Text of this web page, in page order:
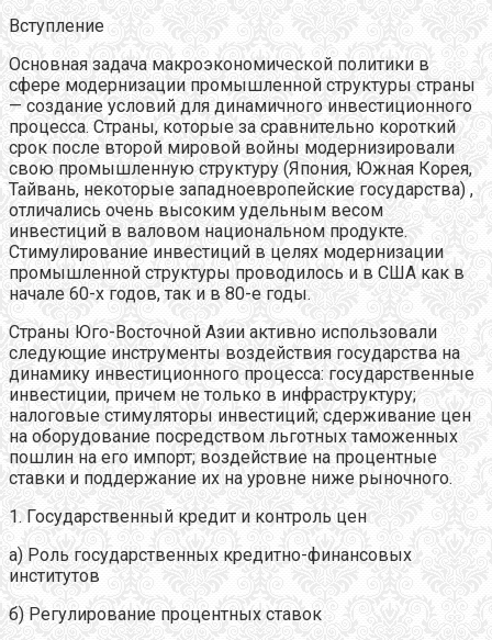
Вступление
Основная задача макроэкономической политики в
сфере модернизации промышленной структуры страны
— создание условий для динамичного инвестиционного
процесса. Страны, которые за сравнительно короткий
срок после второй мировой войны модернизировали
свою промышленную структуру (Япония, Южная Корея,
Тайвань, некоторые западноевропейские государства) ,
отличались очень высоким удельным весом
инвестиций в валовом национальном продукте.
Стимулирование инвестиций в целях модернизации
промышленной структуры проводилось и в США как в
начале 60-х годов, так и в 80-е годы.
Страны Юго-Восточной Азии активно использовали
следующие инструменты воздействия государства на
динамику инвестиционного процесса: государственные
инвестиции, причем не только в инфраструктуру;
налоговые стимуляторы инвестиций; сдерживание цен
на оборудование посредством льготных таможенных
пошлин на его импорт; воздействие на процентные
ставки и поддержание их на уровне ниже рыночного.
1. Государственный кредит и контроль цен
а) Роль государственных кредитно-финансовых
институтов
б) Регулирование процентных ставок